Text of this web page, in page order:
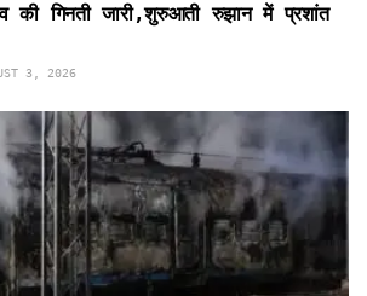
की गिनती जारी,शुरुआती रुझान में प्रशांत
3, 2026